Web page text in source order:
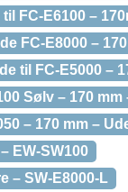
FC-E6100 –
FC-E8000 –
til FC-E5000 –
Sølv – 170
– 170 mm –
EW-SW100
– SW-E8000-L